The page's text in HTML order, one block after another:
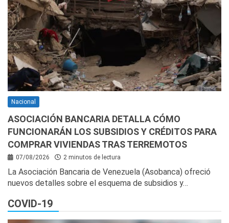
Nacional
ASOCIACIÓN BANCARIA DETALLA CÓMO
FUNCIONARÁN LOS SUBSIDIOS Y CRÉDITOS PARA
COMPRAR VIVIENDAS TRAS TERREMOTOS
07/08/2026 2 minutos de lectura
La Asociación Bancaria de Venezuela (Asobanca) ofreció
nuevos detalles sobre el esquema de subsidios y…
COVID-19